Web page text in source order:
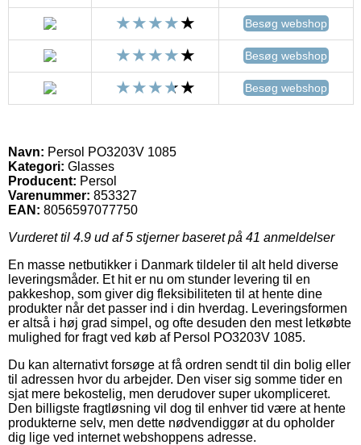
Besøg webshop
Besøg webshop
Besøg webshop
Navn: Persol PO3203V 1085
Kategori: Glasses
Producent: Persol
Varenummer: 853327
EAN: 8056597077750
Vurderet til 4.9 ud af 5 stjerner baseret på 41 anmeldelser
En masse netbutikker i Danmark tildeler til alt held diverse
leveringsmåder. Et hit er nu om stunder levering til en
pakkeshop, som giver dig fleksibiliteten til at hente dine
produkter når det passer ind i din hverdag. Leveringsformen
er altså i høj grad simpel, og ofte desuden den mest letkøbte
mulighed for fragt ved køb af Persol PO3203V 1085.
Du kan alternativt forsøge at få ordren sendt til din bolig eller
til adressen hvor du arbejder. Den viser sig somme tider en
sjat mere bekostelig, men derudover super ukompliceret.
Den billigste fragtløsning vil dog til enhver tid være at hente
produkterne selv, men dette nødvendiggør at du opholder
dig lige ved internet webshoppens adresse.